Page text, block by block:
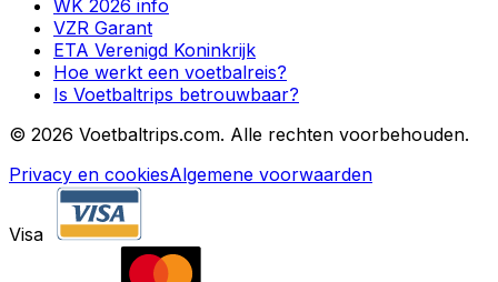
WK 2026 info
VZR Garant
ETA Verenigd Koninkrijk
Hoe werkt een voetbalreis?
Is Voetbaltrips betrouwbaar?
© 2026 Voetbaltrips.com. Alle rechten voorbehouden.
Privacy en cookiesAlgemene voorwaarden
Visa